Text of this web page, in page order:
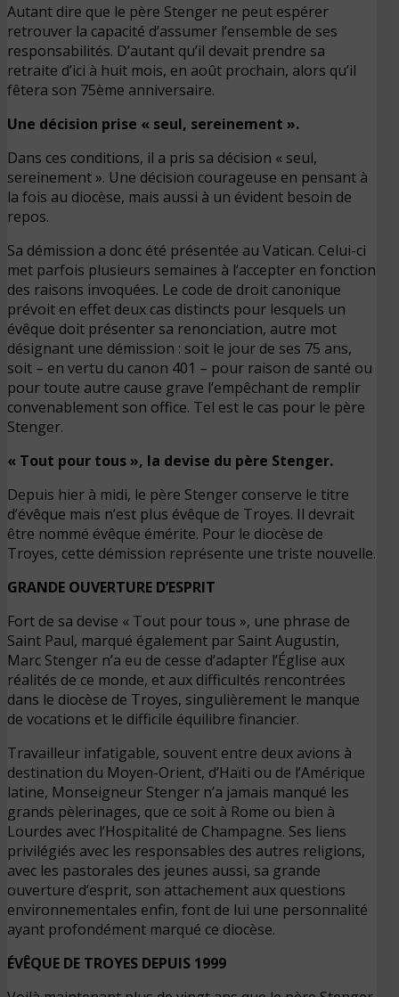
Autant dire que le père Stenger ne peut espérer
retrouver la capacité d’assumer l’ensemble de ses
responsabilités. D’autant qu’il devait prendre sa
retraite d’ici à huit mois, en août prochain, alors qu’il
fêtera son 75ème anniversaire.
Une décision prise « seul, sereinement ».
Dans ces conditions, il a pris sa décision « seul,
sereinement ». Une décision courageuse en pensant à
la fois au diocèse, mais aussi à un évident besoin de
repos.
Sa démission a donc été présentée au Vatican. Celui-ci
met parfois plusieurs semaines à l’accepter en fonction
des raisons invoquées. Le code de droit canonique
prévoit en effet deux cas distincts pour lesquels un
évêque doit présenter sa renonciation, autre mot
désignant une démission : soit le jour de ses 75 ans,
soit – en vertu du canon 401 – pour raison de santé ou
pour toute autre cause grave l’empêchant de remplir
convenablement son office. Tel est le cas pour le père
Stenger.
« Tout pour tous », la devise du père Stenger.
Depuis hier à midi, le père Stenger conserve le titre
d’évêque mais n’est plus évêque de Troyes. Il devrait
être nommé évêque émérite. Pour le diocèse de
Troyes, cette démission représente une triste nouvelle.
GRANDE OUVERTURE D’ESPRIT
Fort de sa devise « Tout pour tous », une phrase de
Saint Paul, marqué également par Saint Augustin,
Marc Stenger n’a eu de cesse d’adapter l’Église aux
réalités de ce monde, et aux difficultés rencontrées
dans le diocèse de Troyes, singulièrement le manque
de vocations et le difficile équilibre financier.
Travailleur infatigable, souvent entre deux avions à
destination du Moyen-Orient, d’Haïti ou de l’Amérique
latine, Monseigneur Stenger n’a jamais manqué les
grands pèlerinages, que ce soit à Rome ou bien à
Lourdes avec l’Hospitalité de Champagne. Ses liens
privilégiés avec les responsables des autres religions,
avec les pastorales des jeunes aussi, sa grande
ouverture d’esprit, son attachement aux questions
environnementales enfin, font de lui une personnalité
ayant profondément marqué ce diocèse.
ÉVÊQUE DE TROYES DEPUIS 1999